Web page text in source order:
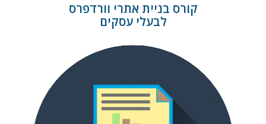
קורס בניית אתרי וורדפרס
לבעלי עסקים